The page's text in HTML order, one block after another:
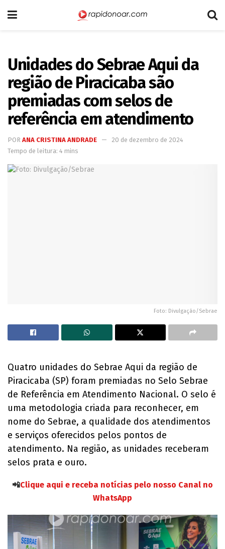
Unidades do Sebrae Aqui da
região de Piracicaba são
premiadas com selos de
referência em atendimento
POR ANA CRISTINA ANDRADE
20 de dezembro de 2024
Tempo de leitura: 4 mins
Foto: Divulgação/Sebrae
Quatro unidades do Sebrae Aqui da região de
Piracicaba (SP) foram premiadas no Selo Sebrae
de Referência em Atendimento Nacional. O selo é
uma metodologia criada para reconhecer, em
nome do Sebrae, a qualidade dos atendimentos
e serviços oferecidos pelos pontos de
atendimento. Na região, as unidades receberam
selos prata e ouro.
📲Clique aqui e receba notícias pelo nosso Canal no
WhatsApp